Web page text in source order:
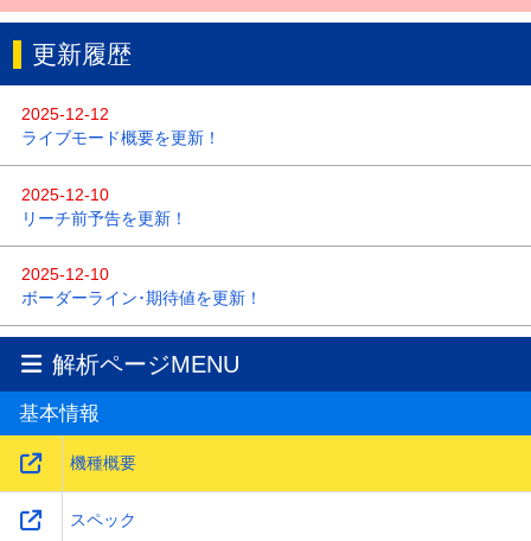
更新履歴
2025-12-12
ライブモード概要を更新！
2025-12-10
リーチ前予告を更新！
2025-12-10
ボーダーライン･期待値を更新！
2025-12-09
スペックを更新！
2025-12-09
白熱ライブモード概要を更新！
解析ページMENU
基本情報
機種概要
スペック